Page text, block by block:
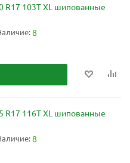
R17 103T XL шипованные
8
R17 116T XL шипованные
8